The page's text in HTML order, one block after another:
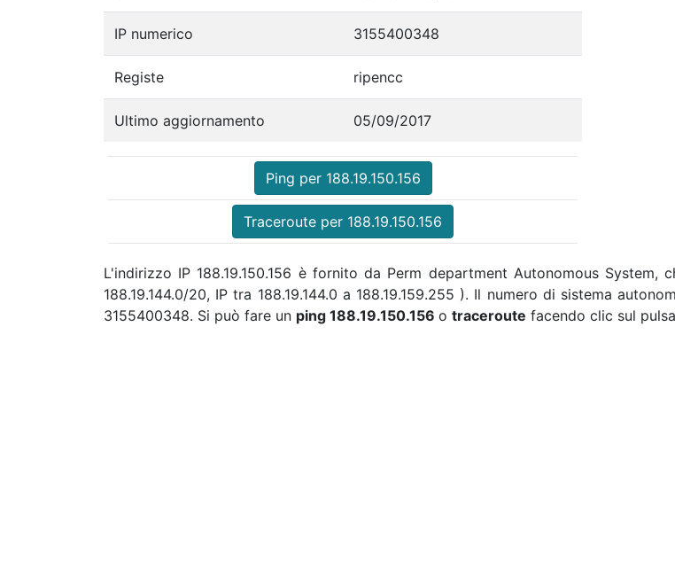
IP numerico 3155400348
Registe ripencc
Ultimo aggiornamento 05/09/2017
Ping per 188.19.150.156
Traceroute per 188.19.150.156
L'indirizzo IP 188.19.150.156 è fornito da Perm department Autonomous System,
188.19.144.0/20, IP tra 188.19.144.0 a 188.19.159.255 ). Il numero di sistema
3155400348. Si può fare un ping 188.19.150.156 o traceroute facendo clic sul